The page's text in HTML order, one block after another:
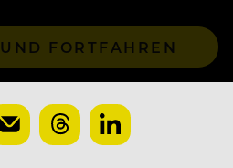
FORTFAHREN